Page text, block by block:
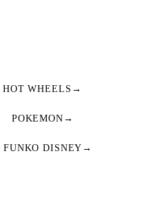
HOT WHEELS →
POKEMON →
FUNKO DISNEY →